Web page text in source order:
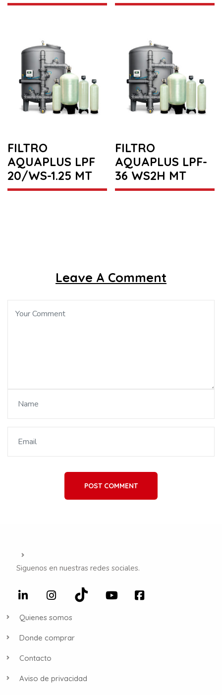
FILTRO
AQUAPLUS LPF
20/WS-1.25 MT
FILTRO
AQUAPLUS LPF-
36 WS2H MT
Leave A Comment
POST COMMENT
Siguenos en nuestras redes sociales.
Quienes somos
Donde comprar
Contacto
Aviso de privacidad